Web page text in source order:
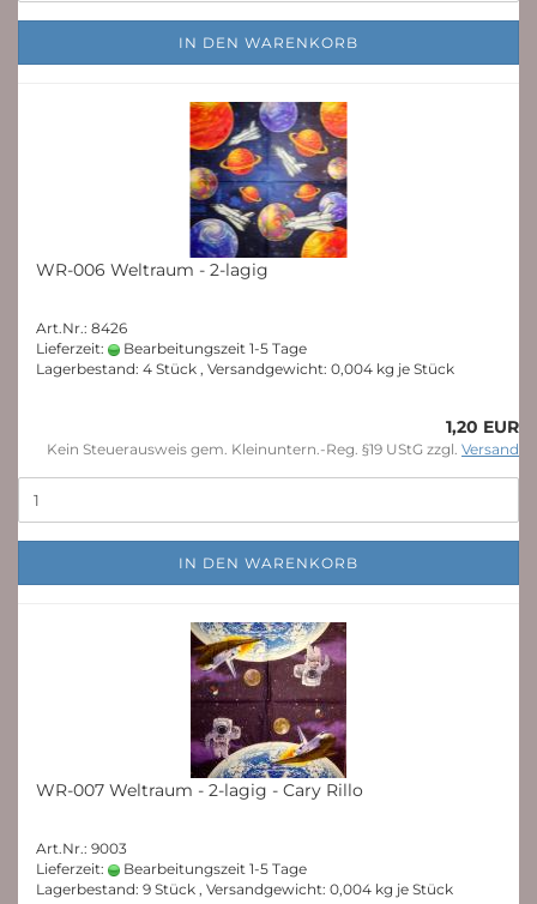
IN DEN WARENKORB
WR-006 Weltraum - 2-lagig
Art.Nr.: 8426
Lieferzeit:
Bearbeitungszeit 1-5 Tage
Lagerbestand: 4 Stück , Versandgewicht: 0,004 kg je Stück
1,20 EUR
Kein Steuerausweis gem. Kleinuntern.-Reg. §19 UStG zzgl. Versand
IN DEN WARENKORB
WR-007 Weltraum - 2-lagig - Cary Rillo
Art.Nr.: 9003
Lieferzeit:
Bearbeitungszeit 1-5 Tage
Lagerbestand: 9 Stück , Versandgewicht: 0,004 kg je Stück